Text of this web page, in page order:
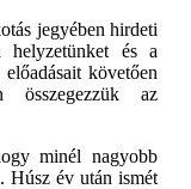
jegyében hirdeti
és a
követően
összegezzük az
minél nagyobb
Húsz év után ismét